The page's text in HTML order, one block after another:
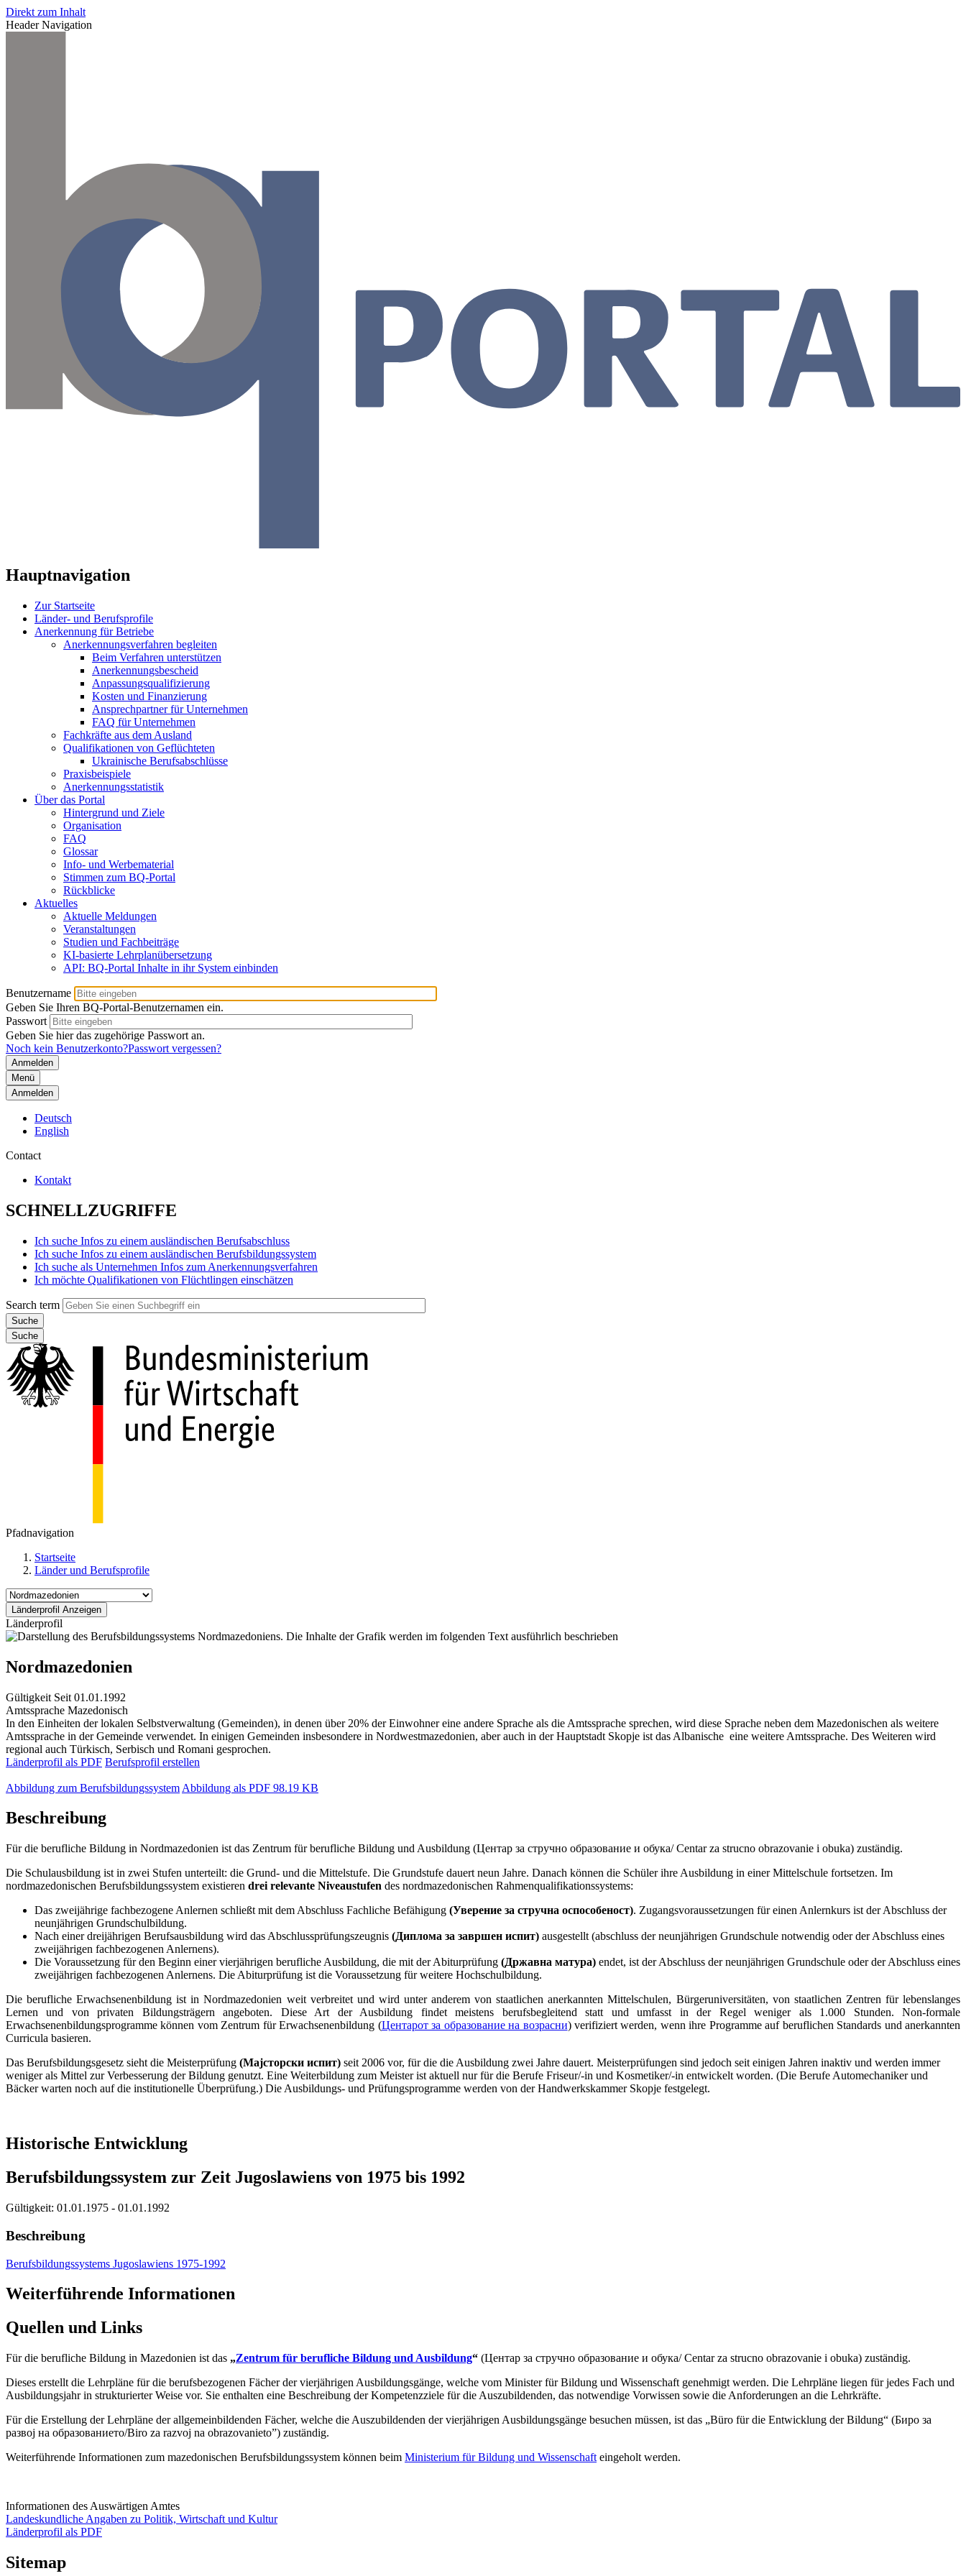
Direkt zum Inhalt
Header Navigation
Hauptnavigation
Zur Startseite
Länder- und Berufsprofile
Anerkennung für Betriebe
Anerkennungsverfahren begleiten
Beim Verfahren unterstützen
Anerkennungsbescheid
Anpassungsqualifizierung
Kosten und Finanzierung
Ansprechpartner für Unternehmen
FAQ für Unternehmen
Fachkräfte aus dem Ausland
Qualifikationen von Geflüchteten
Ukrainische Berufsabschlüsse
Praxisbeispiele
Anerkennungsstatistik
Über das Portal
Hintergrund und Ziele
Organisation
FAQ
Glossar
Info- und Werbematerial
Stimmen zum BQ-Portal
Rückblicke
Aktuelles
Aktuelle Meldungen
Veranstaltungen
Studien und Fachbeiträge
KI-basierte Lehrplanübersetzung
API: BQ-Portal Inhalte in ihr System einbinden
Benutzername
Geben Sie Ihren BQ-Portal-Benutzernamen ein.
Passwort
Geben Sie hier das zugehörige Passwort an.
Noch kein Benutzerkonto?Passwort vergessen?
Menü
Anmelden
Deutsch
English
Contact
Kontakt
SCHNELLZUGRIFFE
Ich suche Infos zu einem ausländischen Berufsabschluss
Ich suche Infos zu einem ausländischen Berufsbildungssystem
Ich suche als Unternehmen Infos zum Anerkennungsverfahren
Ich möchte Qualifikationen von Flüchtlingen einschätzen
Search term
Suche
Pfadnavigation
Startseite
Länder und Berufsprofile
Länderprofil
Nordmazedonien
Gültigkeit Seit 01.01.1992
Amtssprache Mazedonisch
In den Einheiten der lokalen Selbstverwaltung (Gemeinden), in denen über 20% der Einwohner eine andere Sprache als die Amtssprache sprechen, wird diese Sprache neben dem Mazedonischen als weitere
Amtssprache in der Gemeinde verwendet. In einigen Gemeinden insbesondere in Nordwestmazedonien, aber auch in der Hauptstadt Skopje ist das Albanische eine weitere Amtssprache. Des Weiteren wird
regional auch Türkisch, Serbisch und Romani gesprochen.
Länderprofil als PDF Berufsprofil erstellen
Abbildung zum Berufsbildungssystem Abbildung als PDF 98.19 KB
Beschreibung
Für die berufliche Bildung in Nordmazedonien ist das Zentrum für berufliche Bildung und Ausbildung (Центар за стручно образование и обука/ Centar za strucno obrazovanie i obuka) zuständig.
Die Schulausbildung ist in zwei Stufen unterteilt: die Grund- und die Mittelstufe. Die Grundstufe dauert neun Jahre. Danach können die Schüler ihre Ausbildung in einer Mittelschule fortsetzen. Im
nordmazedonischen Berufsbildungssystem existieren drei relevante Niveaustufen des nordmazedonischen Rahmenqualifikationssystems:
Das zweijährige fachbezogene Anlernen schließt mit dem Abschluss Fachliche Befähigung (Уверение за стручна оспособеност). Zugangsvoraussetzungen für einen Anlernkurs ist der Abschluss der
neunjährigen Grundschulbildung.
Nach einer dreijährigen Berufsausbildung wird das Abschlussprüfungszeugnis (Диплома за завршен испит) ausgestellt (abschluss der neunjährigen Grundschule notwendig oder der Abschluss eines
zweijährigen fachbezogenen Anlernens).
Die Voraussetzung für den Beginn einer vierjährigen berufliche Ausbildung, die mit der Abiturprüfung (Државна матура) endet, ist der Abschluss der neunjährigen Grundschule oder der Abschluss eines
zweijährigen fachbezogenen Anlernens. Die Abiturprüfung ist die Voraussetzung für weitere Hochschulbildung.
Die berufliche Erwachsenenbildung ist in Nordmazedonien weit verbreitet und wird unter anderem von staatlichen anerkannten Mittelschulen, Bürgeruniversitäten, von staatlichen Zentren für lebenslanges
Lernen und von privaten Bildungsträgern angeboten. Diese Art der Ausbildung findet meistens berufsbegleitend statt und umfasst in der Regel weniger als 1.000 Stunden. Non-formale
Erwachsenenbildungsprogramme können vom Zentrum für Erwachsenenbildung (Центарот за образование на возрасни) verifiziert werden, wenn ihre Programme auf beruflichen Standards und anerkannten
Curricula basieren.
Das Berufsbildungsgesetz sieht die Meisterprüfung (Мајсторски испит) seit 2006 vor, für die die Ausbildung zwei Jahre dauert. Meisterprüfungen sind jedoch seit einigen Jahren inaktiv und werden immer
weniger als Mittel zur Verbesserung der Bildung genutzt. Eine Weiterbildung zum Meister ist aktuell nur für die Berufe Friseur/-in und Kosmetiker/-in entwickelt worden. (Die Berufe Automechaniker und
Bäcker warten noch auf die institutionelle Überprüfung.) Die Ausbildungs- und Prüfungsprogramme werden von der Handwerkskammer Skopje festgelegt.
Historische Entwicklung
Berufsbildungssystem zur Zeit Jugoslawiens von 1975 bis 1992
Gültigkeit: 01.01.1975 - 01.01.1992
Beschreibung
Berufsbildungssystems Jugoslawiens 1975-1992
Weiterführende Informationen
Quellen und Links
Für die berufliche Bildung in Mazedonien ist das „Zentrum für berufliche Bildung und Ausbildung“ (Центар за стручно образование и обука/ Centar za strucno obrazovanie i obuka) zuständig.
Dieses erstellt die Lehrpläne für die berufsbezogenen Fächer der vierjährigen Ausbildungsgänge, welche vom Minister für Bildung und Wissenschaft genehmigt werden. Die Lehrpläne liegen für jedes Fach und
Ausbildungsjahr in strukturierter Weise vor. Sie enthalten eine Beschreibung der Kompetenzziele für die Auszubildenden, das notwendige Vorwissen sowie die Anforderungen an die Lehrkräfte.
Für die Erstellung der Lehrpläne der allgemeinbildenden Fächer, welche die Auszubildenden der vierjährigen Ausbildungsgänge besuchen müssen, ist das „Büro für die Entwicklung der Bildung“ (Биро за
развој на образованието/Biro za razvoj na obrazovanieto”) zuständig.
Weiterführende Informationen zum mazedonischen Berufsbildungssystem können beim Ministerium für Bildung und Wissenschaft eingeholt werden.
Informationen des Auswärtigen Amtes
Landeskundliche Angaben zu Politik, Wirtschaft und Kultur
Länderprofil als PDF
Sitemap